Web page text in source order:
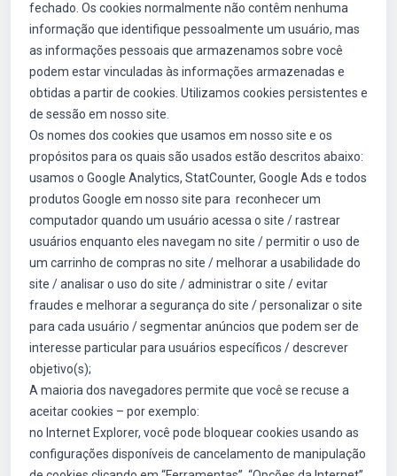
fechado. Os cookies normalmente não contêm nenhuma
informação que identifique pessoalmente um usuário, mas
as informações pessoais que armazenamos sobre você
podem estar vinculadas às informações armazenadas e
obtidas a partir de cookies. Utilizamos cookies persistentes e
de sessão em nosso site.
Os nomes dos cookies que usamos em nosso site e os
propósitos para os quais são usados estão descritos abaixo:
usamos o Google Analytics, StatCounter, Google Ads e todos
produtos Google em nosso site para reconhecer um
computador quando um usuário acessa o site / rastrear
usuários enquanto eles navegam no site / permitir o uso de
um carrinho de compras no site / melhorar a usabilidade do
site / analisar o uso do site / administrar o site / evitar
fraudes e melhorar a segurança do site / personalizar o site
para cada usuário / segmentar anúncios que podem ser de
interesse particular para usuários específicos / descrever
objetivo(s);
A maioria dos navegadores permite que você se recuse a
aceitar cookies – por exemplo:
no Internet Explorer, você pode bloquear cookies usando as
configurações disponíveis de cancelamento de manipulação